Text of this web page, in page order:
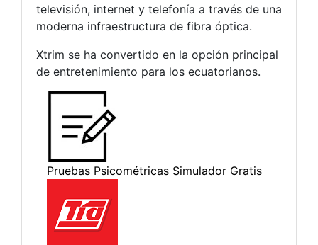
televisión, internet y telefonía a través de una
moderna infraestructura de fibra óptica.
Xtrim se ha convertido en la opción principal
de entretenimiento para los ecuatorianos.